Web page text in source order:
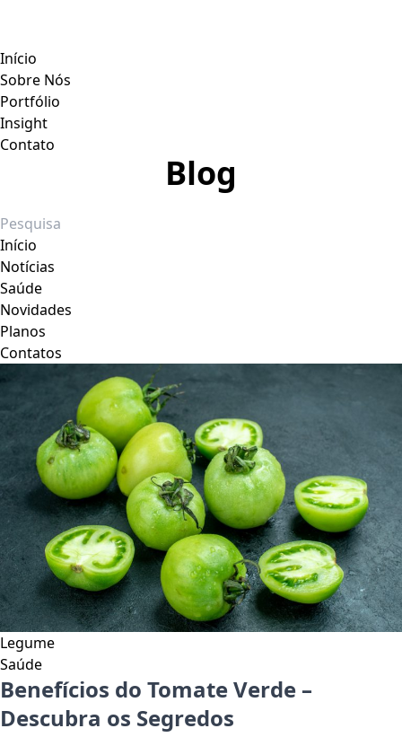
Início
Sobre Nós
Portfólio
Insight
Contato
Blog
Início
Notícias
Saúde
Novidades
Planos
Contatos
Legume
Saúde
Benefícios do Tomate Verde –
Descubra os Segredos